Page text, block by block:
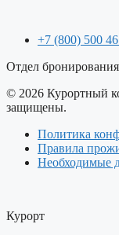
+7 (800) 500 46
Отдел бронирования
© 2026 Курортный
защищены.
Политика
Правила
Необходимые
Курорт